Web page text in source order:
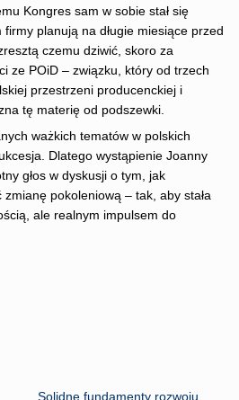
Kongres sam w sobie stał się
planują na długie miesiące przed
czemu dziwić, skoro za
ze POiD – związku, który od trzech
przestrzeni producenckiej i
tę materię od podszewki.
ważkich tematów w polskich
Dlatego wystąpienie Joanny
głos w dyskusji o tym, jak
pokoleniową – tak, aby stała
ale realnym impulsem do
Solidne fundamenty rozwoju